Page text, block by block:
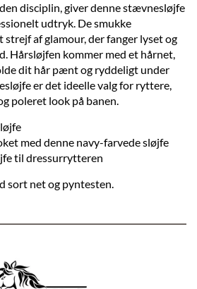
disciplin, giver denne stævnesløjfe
udtryk. De smukke
af glamour, der fanger lyset og
Hårsløjfen kommer med et hårnet,
dit hår pænt og ryddeligt under
er det ideelle valg for ryttere,
poleret look på banen.
med denne navy-farvede sløjfe
til dressurrytteren
sort net og pyntesten.